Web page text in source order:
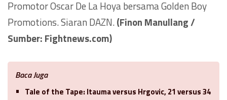
Promotor Oscar De La Hoya bersama Golden Boy
Promotions. Siaran DAZN.(Finon Manullang /
Sumber: Fightnews.com)
Baca Juga
Tale of the Tape: Itauma versus Hrgovic, 21 versus 34